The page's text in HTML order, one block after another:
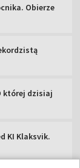
Obierze
której dzisiaj
KI Klaksvik.